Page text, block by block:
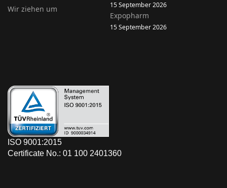
Wir ziehen um
15 September 2026
Expopharm
15 September 2026
ISO 9001:2015
Certificate No.: 01 100 2401360